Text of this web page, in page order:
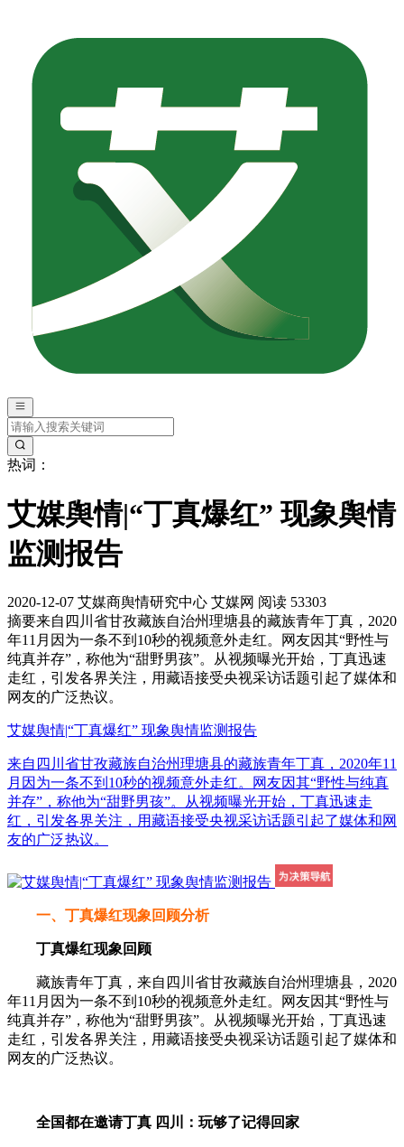
热词：
艾媒舆情|“丁真爆红” 现象舆情
监测报告
2020-12-07 艾媒商舆情研究中心 艾媒网 阅读 53303
摘要来自四川省甘孜藏族自治州理塘县的藏族青年丁真，2020
年11月因为一条不到10秒的视频意外走红。网友因其“野性与
纯真并存”，称他为“甜野男孩”。从视频曝光开始，丁真迅速
走红，引发各界关注，用藏语接受央视采访话题引起了媒体和
网友的广泛热议。
艾媒舆情|“丁真爆红” 现象舆情监测报告
来自四川省甘孜藏族自治州理塘县的藏族青年丁真，2020年11
月因为一条不到10秒的视频意外走红。网友因其“野性与纯真
并存”，称他为“甜野男孩”。从视频曝光开始，丁真迅速走
红，引发各界关注，用藏语接受央视采访话题引起了媒体和网
友的广泛热议。
一、丁真爆红现象回顾分析
丁真爆红现象回顾
藏族青年丁真，来自四川省甘孜藏族自治州理塘县，2020
年11月因为一条不到10秒的视频意外走红。网友因其“野性与
纯真并存”，称他为“甜野男孩”。从视频曝光开始，丁真迅速
走红，引发各界关注，用藏语接受央视采访话题引起了媒体和
网友的广泛热议。
全国都在邀请丁真 四川：玩够了记得回家